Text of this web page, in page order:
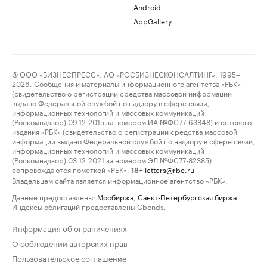
Android
AppGallery
© ООО «БИЗНЕСПРЕСС», АО «РОСБИЗНЕСКОНСАЛТИНГ», 1995–
2026. Сообщения и материалы информационного агентства «РБК»
(свидетельство о регистрации средства массовой информации
выдано Федеральной службой по надзору в сфере связи,
информационных технологий и массовых коммуникаций
(Роскомнадзор) 09.12.2015 за номером ИА №ФС77-63848) и сетевого
издания «РБК» (свидетельство о регистрации средства массовой
информации выдано Федеральной службой по надзору в сфере связи,
информационных технологий и массовых коммуникаций
(Роскомнадзор) 03.12.2021 за номером ЭЛ №ФС77-82385)
сопровождаются пометкой «РБК».
18+ letters@rbc.ru
Владельцем сайта является информационное агентство «РБК».
Данные предоставлены: Мосбиржа Санкт-Петербургская биржа
Индексы облигаций предоставлены Cbonds.
Информация об ограничениях
О соблюдении авторских прав
Пользовательское соглашение